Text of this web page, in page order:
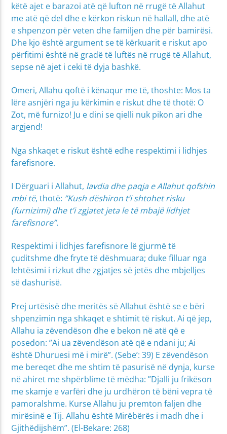
këtë ajet e barazoi atë që lufton në rrugë të Allahut
me atë që del dhe e kërkon riskun në hallall, dhe atë
e shpenzon për veten dhe familjen dhe për bamirësi.
Dhe kjo është argument se të kërkuarit e riskut apo
përfitimi është në gradë të luftës në rrugë të Allahut,
sepse në ajet i ceki të dyja bashkë.
Omeri, Allahu qoftë i kënaqur me të, thoshte: Mos ta
lëre asnjëri nga ju kërkimin e riskut dhe të thotë: O
Zot, më furnizo! Ju e dini se qielli nuk pikon ari dhe
argjend!
Nga shkaqet e riskut është edhe respektimi i lidhjes
farefisnore.
I Dërguari i Allahut, lavdia dhe paqja e Allahut qofshin
mbi të, thotë: ”Kush dëshiron t’i shtohet risku
(furnizimi) dhe t’i zgjatet jeta le të mbajë lidhjet
farefisnore”.
Respektimi i lidhjes farefisnore lë gjurmë të
çuditshme dhe fryte të dëshmuara; duke filluar nga
lehtësimi i rizkut dhe zgjatjes së jetës dhe mbjelljes
së dashurisë.
Prej urtësisë dhe meritës së Allahut është se e bëri
shpenzimin nga shkaqet e shtimit të riskut. Ai që jep,
Allahu ia zëvendëson dhe e bekon në atë që e
posedon: ”Ai ua zëvendëson atë që e ndani ju; Ai
është Dhuruesi më i mirë”. (Sebe’: 39) E zëvendëson
me bereqet dhe me shtim të pasurisë në dynja, kurse
në ahiret me shpërblime të mëdha: ”Djalli ju frikëson
me skamje e varfëri dhe ju urdhëron të bëni vepra të
pamoralshme. Kurse Allahu ju premton faljen dhe
mirësinë e Tij. Allahu është Mirëbërës i madh dhe i
Gjithëdijshëm”. (El-Bekare: 268)